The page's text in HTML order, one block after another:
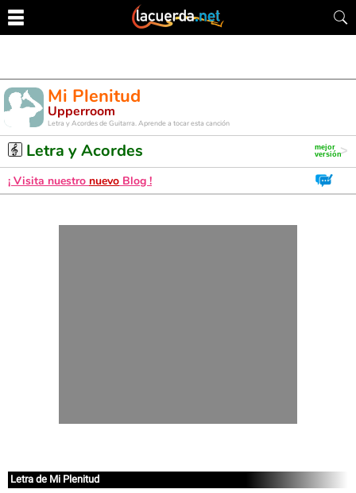
Mi Plenitud
Upperroom
Letra y Acordes de Guitarra. Aprende a tocar esta canción
Letra y Acordes
¡ Visita nuestro nuevo Blog !
Letra de Mi Plenitud